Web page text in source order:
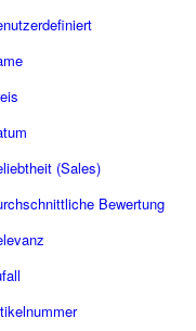
(Sales)
Bewertung